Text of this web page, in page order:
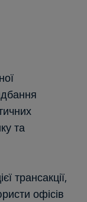
та
трансакції,
офісів